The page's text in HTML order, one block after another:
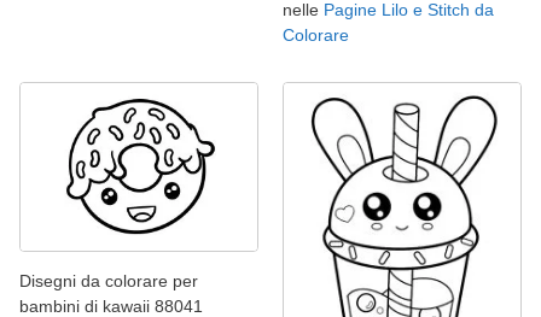
nelle Pagine Lilo e Stitch da
Colorare
Disegni da colorare per
bambini di kawaii 88041